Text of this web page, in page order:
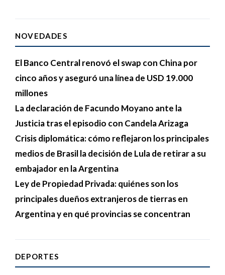
NOVEDADES
El Banco Central renovó el swap con China por
cinco años y aseguró una línea de USD 19.000
millones
La declaración de Facundo Moyano ante la
Justicia tras el episodio con Candela Arizaga
Crisis diplomática: cómo reflejaron los principales
medios de Brasil la decisión de Lula de retirar a su
embajador en la Argentina
Ley de Propiedad Privada: quiénes son los
principales dueños extranjeros de tierras en
Argentina y en qué provincias se concentran
DEPORTES